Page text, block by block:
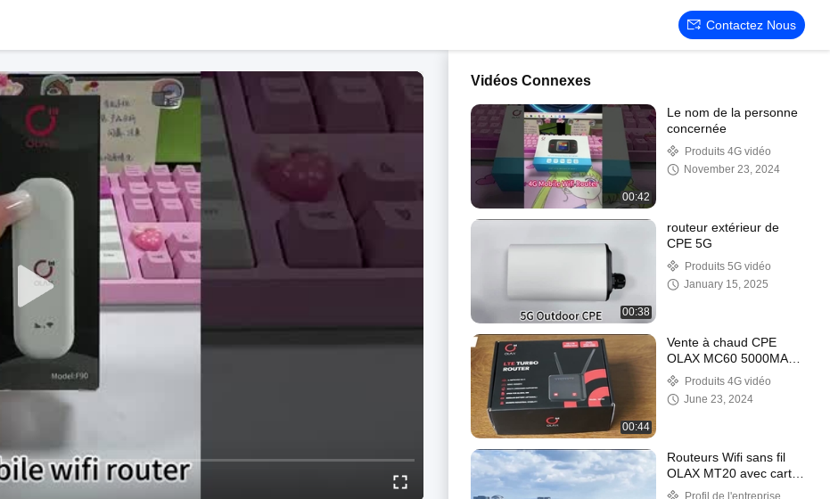
Contactez Nous
Vidéos Connexes
00:42
Le nom de la personne
concernée
Produits 4G vidéo
November 23, 2024
00:38
routeur extérieur de
CPE 5G
Produits 5G vidéo
January 15, 2025
00:44
Vente à chaud CPE
OLAX MC60 5000MAH
batterie 4g lte routeur
wifi 4g CPE routeur
modem 4g wifi
Produits 4G vidéo
June 23, 2024
Routeurs Wifi sans fil
OLAX MT20 avec carte
SIM 150 Mbps
Profil de l'entreprise